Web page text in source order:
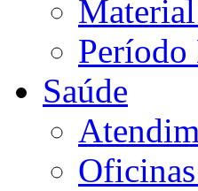
Saúde